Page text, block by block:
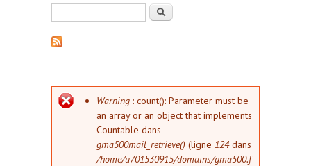
Formulaire de rechercheRechercher
Message d'erreur
Warning : count(): Parameter must be
an array or an object that implements
Countable dans
gma500mail_retrieve() (ligne 124dans
/home/u701530915/domains/gma500.f